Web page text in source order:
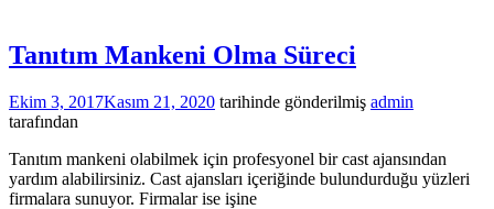
Tanıtım Mankeni Olma Süreci
Ekim 3, 2017Kasım 21, 2020 tarihinde gönderilmiş admin
tarafından
Tanıtım mankeni olabilmek için profesyonel bir cast ajansından
yardım alabilirsiniz. Cast ajansları içeriğinde bulundurduğu yüzleri
firmalara sunuyor. Firmalar ise işine